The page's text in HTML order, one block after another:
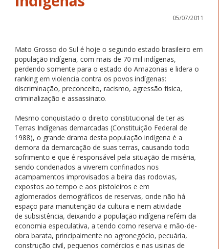
05/07/2011
Mato Grosso do Sul é hoje o segundo estado brasileiro em
população indígena, com mais de 70 mil indígenas,
perdendo somente para o estado do Amazonas e lidera o
ranking em violencia contra os povos indígenas:
discriminação, preconceito, racismo, agressão física,
criminalização e assassinato.
Mesmo conquistado o direito constitucional de ter as
Terras Indígenas demarcadas (Constituição Federal de
1988), o grande drama desta população indígena é a
demora da demarcação de suas terras, causando todo
sofrimento e que é responsável pela situação de miséria,
sendo condenados a viverem confinados nos
acampamentos improvisados a beira das rodovias,
expostos ao tempo e aos pistoleiros e em
aglomerados demográficos de reservas, onde não há
espaço para manutenção da cultura e nem atividade
de subsistência, deixando a população indígena refém da
economia especulativa, a tendo como reserva e mão-de-
obra barata, principalmente no agronegócio, pecuária,
construção civil, pequenos comércios e nas usinas de